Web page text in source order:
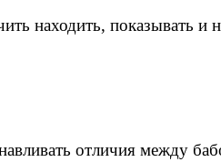
находить, показывать и
отличия между